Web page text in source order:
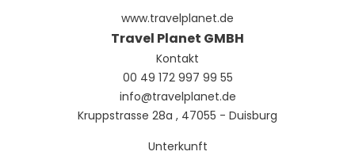
www.travelplanet.de
Travel Planet GMBH
Kontakt
00 49 172 997 99 55
info@travelplanet.de
Kruppstrasse 28a , 47055 - Duisburg
Unterkunft